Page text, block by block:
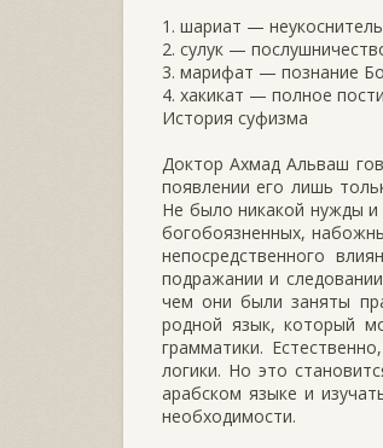
1. шариат —
2. сулук —
3. марифат — познание
4. хакикат — полное
История суфизма
Доктор Ахмад Альваш
появлении его лишь
Не было никакой нужды
богобоязненных,
непосредственного
подражании и
чем они были заняты
родной язык, который
грамматики.
логики. Но это
арабском языке и
необходимости.